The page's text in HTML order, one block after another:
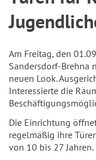
Am Freitag, den
Sandersdorf-Brehna
neuen Look.
Interessierte die
Die Einrichtung
regelmäßig ihre
von 10 bis 27 Jahren.